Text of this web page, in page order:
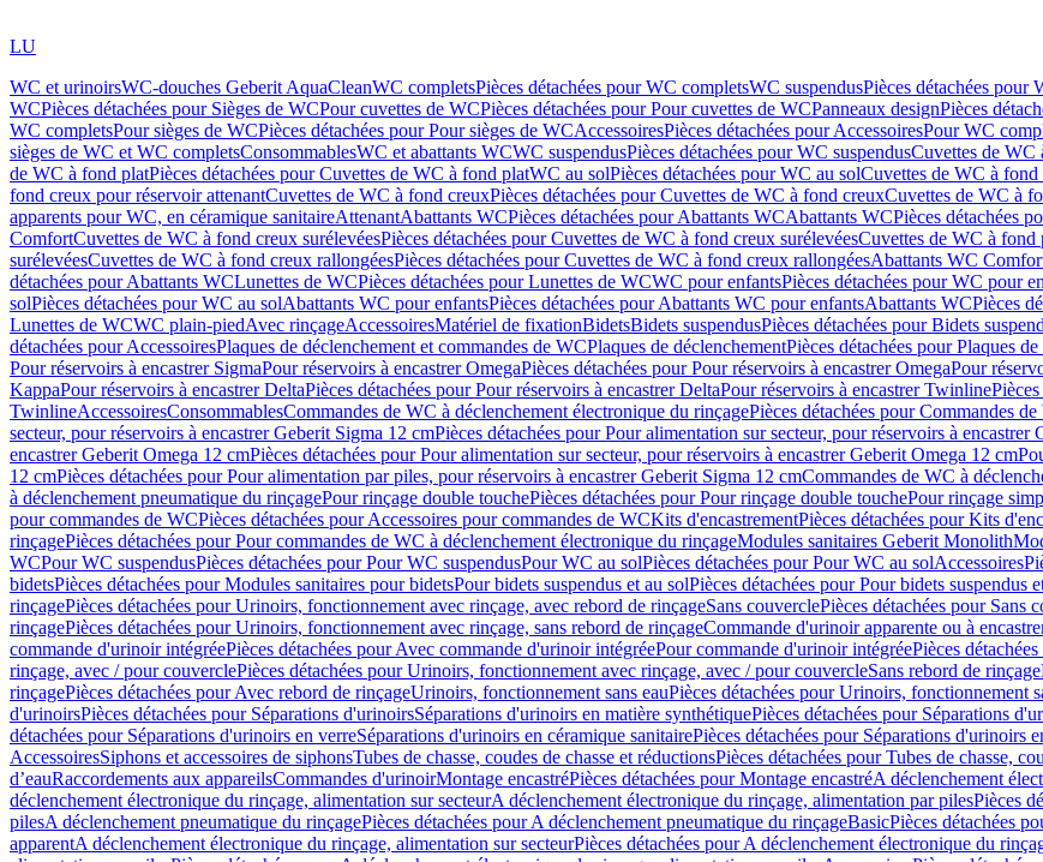
LU
WC et urinoirsWC-douches Geberit AquaCleanWC completsPièces détachées pour WC completsWC suspendusPièces détachées pour
WCPièces détachées pour Sièges de WCPour cuvettes de WCPièces détachées pour Pour cuvettes de WCPanneaux designPièces
WC completsPour sièges de WCPièces détachées pour Pour sièges de WCAccessoiresPièces détachées pour AccessoiresPour WC
sièges de WC et WC completsConsommablesWC et abattants WCWC suspendusPièces détachées pour WC suspendusCuvettes de WC
de WC à fond platPièces détachées pour Cuvettes de WC à fond platWC au solPièces détachées pour WC au solCuvettes de WC à
fond creux pour réservoir attenantCuvettes de WC à fond creuxPièces détachées pour Cuvettes de WC à fond creuxCuvettes de WC à
apparents pour WC, en céramique sanitaireAttenantAbattants WCPièces détachées pour Abattants WCAbattants WCPièces détachées
ComfortCuvettes de WC à fond creux surélevéesPièces détachées pour Cuvettes de WC à fond creux surélevéesCuvettes de WC à fond
surélevéesCuvettes de WC à fond creux rallongéesPièces détachées pour Cuvettes de WC à fond creux rallongéesAbattants WC
détachées pour Abattants WCLunettes de WCPièces détachées pour Lunettes de WCWC pour enfantsPièces détachées pour WC pour
solPièces détachées pour WC au solAbattants WC pour enfantsPièces détachées pour Abattants WC pour enfantsAbattants WCPièces
Lunettes de WCWC plain-piedAvec rinçageAccessoiresMatériel de fixationBidetsBidets suspendusPièces détachées pour Bidets
détachées pour AccessoiresPlaques de déclenchement et commandes de WCPlaques de déclenchementPièces détachées pour Plaques
Pour réservoirs à encastrer SigmaPour réservoirs à encastrer OmegaPièces détachées pour Pour réservoirs à encastrer OmegaPour
KappaPour réservoirs à encastrer DeltaPièces détachées pour Pour réservoirs à encastrer DeltaPour réservoirs à encastrer Twinline
TwinlineAccessoiresConsommablesCommandes de WC à déclenchement électronique du rinçagePièces détachées pour Commandes
secteur, pour réservoirs à encastrer Geberit Sigma 12 cmPièces détachées pour Pour alimentation sur secteur, pour réservoirs à encastrer
encastrer Geberit Omega 12 cmPièces détachées pour Pour alimentation sur secteur, pour réservoirs à encastrer Geberit Omega 12 cm
12 cmPièces détachées pour Pour alimentation par piles, pour réservoirs à encastrer Geberit Sigma 12 cmCommandes de WC à
à déclenchement pneumatique du rinçagePour rinçage double touchePièces détachées pour Pour rinçage double touchePour rinçage
pour commandes de WCPièces détachées pour Accessoires pour commandes de WCKits d'encastrementPièces détachées pour Kits
rinçagePièces détachées pour Pour commandes de WC à déclenchement électronique du rinçageModules sanitaires Geberit Monolith
WCPour WC suspendusPièces détachées pour Pour WC suspendusPour WC au solPièces détachées pour Pour WC au solAccessoires
bidetsPièces détachées pour Modules sanitaires pour bidetsPour bidets suspendus et au solPièces détachées pour Pour bidets suspendus
rinçagePièces détachées pour Urinoirs, fonctionnement avec rinçage, avec rebord de rinçageSans couverclePièces détachées pour Sans
rinçagePièces détachées pour Urinoirs, fonctionnement avec rinçage, sans rebord de rinçageCommande d'urinoir apparente ou à
commande d'urinoir intégréePièces détachées pour Avec commande d'urinoir intégréePour commande d'urinoir intégréePièces
rinçage, avec / pour couverclePièces détachées pour Urinoirs, fonctionnement avec rinçage, avec / pour couvercleSans rebord de rinçage
rinçagePièces détachées pour Avec rebord de rinçageUrinoirs, fonctionnement sans eauPièces détachées pour Urinoirs, fonctionnement
d'urinoirsPièces détachées pour Séparations d'urinoirsSéparations d'urinoirs en matière synthétiquePièces détachées pour Séparations
détachées pour Séparations d'urinoirs en verreSéparations d'urinoirs en céramique sanitairePièces détachées pour Séparations d'urinoirs
AccessoiresSiphons et accessoires de siphonsTubes de chasse, coudes de chasse et réductionsPièces détachées pour Tubes de chasse,
d’eauRaccordements aux appareilsCommandes d'urinoirMontage encastréPièces détachées pour Montage encastréA déclenchement
déclenchement électronique du rinçage, alimentation sur secteurA déclenchement électronique du rinçage, alimentation par pilesPièces
pilesA déclenchement pneumatique du rinçagePièces détachées pour A déclenchement pneumatique du rinçageBasicPièces détachées
apparentA déclenchement électronique du rinçage, alimentation sur secteurPièces détachées pour A déclenchement électronique du